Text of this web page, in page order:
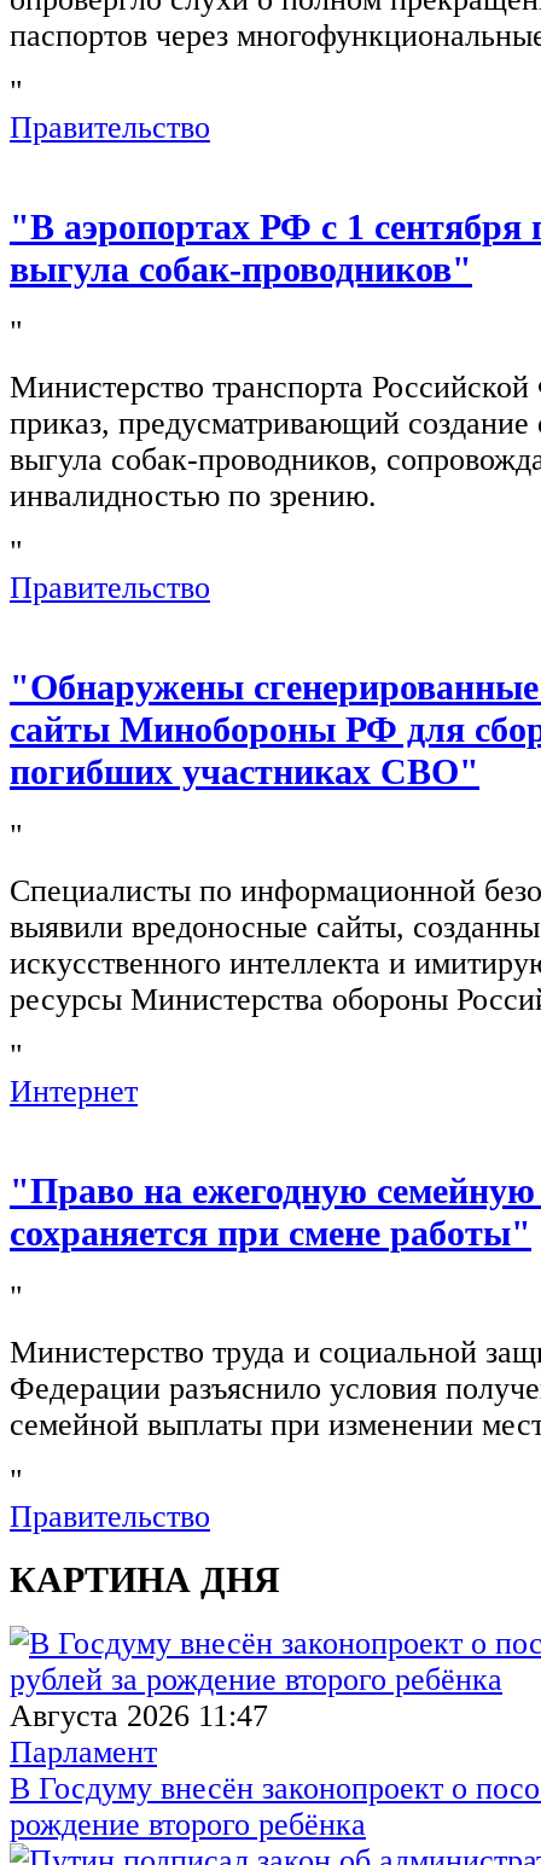
паспортов через
"
Правительство
"В аэропортах РФ с 1 сентября
выгула собак-проводников"
"
Министерство транспорта
приказ, предусматривающий создание
выгула собак-проводников,
инвалидностью по зрению.
"
Правительство
"Обнаружены
сайты Минобороны РФ для
погибших участниках СВО"
"
Специалисты по информационной
выявили вредоносные сайты,
искусственного интеллекта и
ресурсы Министерства обороны
"
Интернет
"Право на ежегодную
сохраняется при смене работы"
"
Министерство труда и социальной
Федерации разъяснило условия
семейной выплаты при изменении
"
Правительство
КАРТИНА ДНЯ
Августа 2026 11:47
Парламент
В Госдуму внесён законопроект о
рождение второго ребёнка